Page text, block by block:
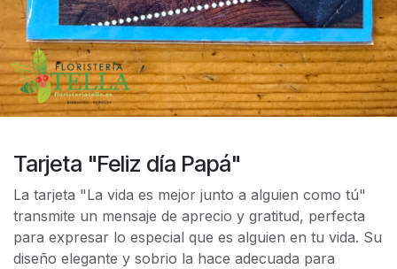
Tarjeta "Feliz día Papá"
La tarjeta "La vida es mejor junto a alguien como tú"
transmite un mensaje de aprecio y gratitud, perfecta
para expresar lo especial que es alguien en tu vida. Su
diseño elegante y sobrio la hace adecuada para